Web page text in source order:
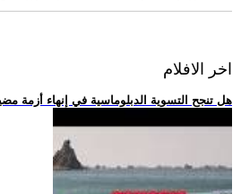
اخر الافلام
.. هل تنجح التسوية الدبلوماسية في إنهاء أزمة